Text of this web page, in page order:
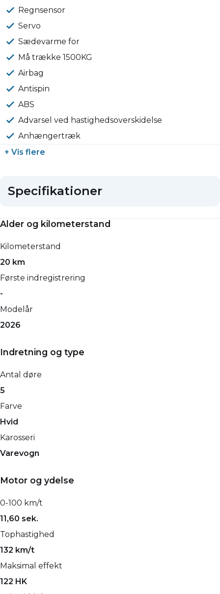
Regnsensor
Servo
Sædevarme for
Må trække 1500KG
Airbag
Antispin
ABS
Advarsel ved hastighedsoverskidelse
Anhængertræk
+ Vis flere
Specifikationer
Alder og kilometerstand
Kilometerstand
20 km
Første indregistrering
-
Modelår
2026
Indretning og type
Antal døre
5
Farve
Hvid
Karosseri
Varevogn
Motor og ydelse
0-100 km/t
11,60 sek.
Tophastighed
132 km/t
Maksimal effekt
122 HK